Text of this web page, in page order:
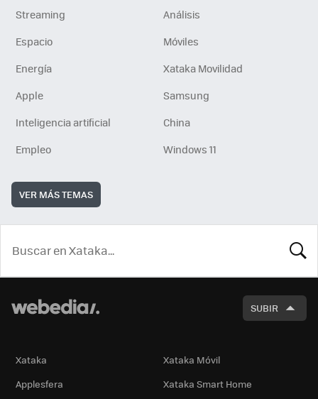
Streaming
Análisis
Espacio
Móviles
Energía
Xataka Movilidad
Apple
Samsung
Inteligencia artificial
China
Empleo
Windows 11
VER MÁS TEMAS
SUBIR
Xataka
Xataka Móvil
Applesfera
Xataka Smart Home